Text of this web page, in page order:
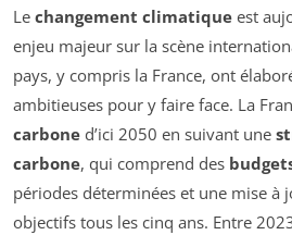
Le changement climatique est
enjeu majeur sur la scène
pays, y compris la France, ont
ambitieuses pour y faire face. La
carbone d’ici 2050 en suivant une
carbone, qui comprend des
périodes déterminées et une mise à
objectifs tous les cinq ans. Entre